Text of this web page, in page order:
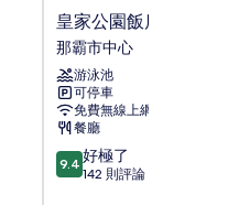
皇
家
公
園
飯
店
標
誌
那
皇家公園飯店 標誌 那
那霸市中心
游泳池
可停車
免費無線上網
餐廳
9.4
分，
9.4 好極了
142 則評論